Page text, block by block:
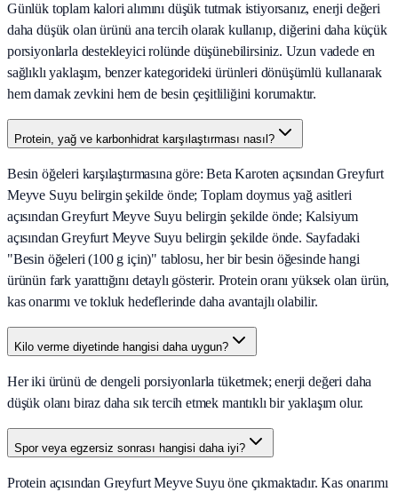
Günlük toplam kalori alımını düşük tutmak istiyorsanız, enerji değeri
daha düşük olan ürünü ana tercih olarak kullanıp, diğerini daha küçük
porsiyonlarla destekleyici rolünde düşünebilirsiniz. Uzun vadede en
sağlıklı yaklaşım, benzer kategorideki ürünleri dönüşümlü kullanarak
hem damak zevkini hem de besin çeşitliliğini korumaktır.
Protein, yağ ve karbonhidrat karşılaştırması nasıl?
Besin öğeleri karşılaştırmasına göre: Beta Karoten açısından Greyfurt
Meyve Suyu belirgin şekilde önde; Toplam doymus yağ asitleri
açısından Greyfurt Meyve Suyu belirgin şekilde önde; Kalsiyum
açısından Greyfurt Meyve Suyu belirgin şekilde önde. Sayfadaki
"Besin öğeleri (100 g için)" tablosu, her bir besin öğesinde hangi
ürünün fark yarattığını detaylı gösterir. Protein oranı yüksek olan ürün,
kas onarımı ve tokluk hedeflerinde daha avantajlı olabilir.
Kilo verme diyetinde hangisi daha uygun?
Her iki ürünü de dengeli porsiyonlarla tüketmek; enerji değeri daha
düşük olanı biraz daha sık tercih etmek mantıklı bir yaklaşım olur.
Spor veya egzersiz sonrası hangisi daha iyi?
Protein açısından Greyfurt Meyve Suyu öne çıkmaktadır. Kas onarımı